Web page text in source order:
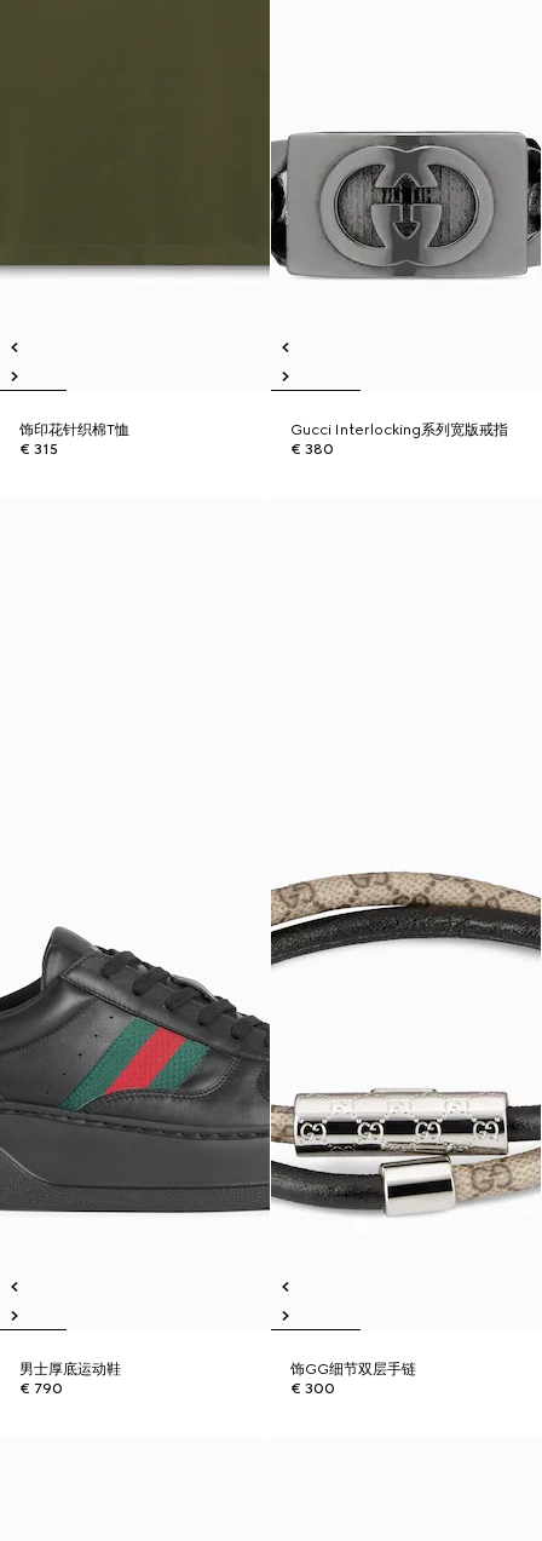
饰印花针织棉T恤
€ 315
Gucci Interlocking系列宽版戒指
€ 380
男士厚底运动鞋
€ 790
饰GG细节双层手链
€ 300